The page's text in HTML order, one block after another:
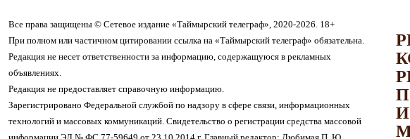
Все права защищены © Сетевое издание «Таймырский телеграф», 2020-2026. 18+
При полном или частичном цитировании ссылка на «Таймырский телеграф» обязательна.
Редакция не несет ответственности за информацию, содержащуюся в рекламных
объявлениях.
Редакция не предоставляет справочную информацию.
Зарегистрировано Федеральной службой по надзору в сфере связи, информационных
технологий и массовых коммуникаций. Свидетельство о регистрации средства массовой